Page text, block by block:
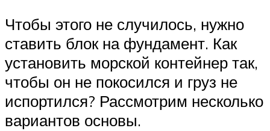
Чтобы этого не случилось, нужно
ставить блок на фундамент. Как
установить морской контейнер так,
чтобы он не покосился и груз не
испортился? Рассмотрим несколько
вариантов основы.